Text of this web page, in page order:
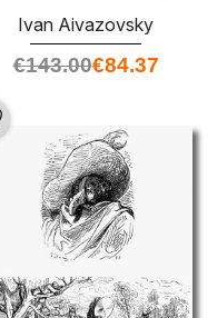
Ivan Aivazovsky
€143.00€84.37